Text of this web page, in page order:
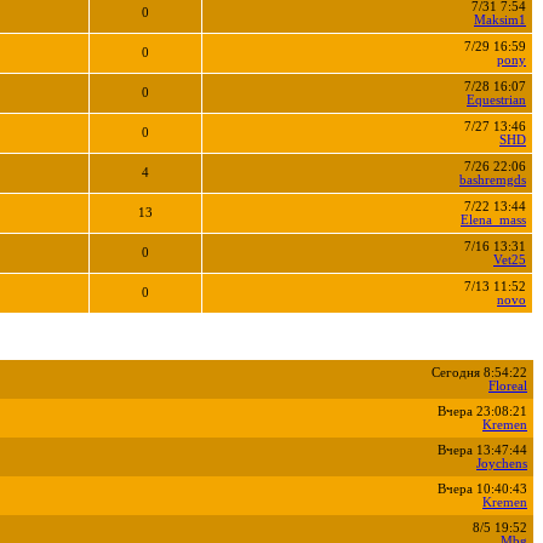
0
7/31 7:54
Maksim1
0
7/29 16:59
pony
0
7/28 16:07
Equestrian
0
7/27 13:46
SHD
4
7/26 22:06
bashremgds
13
7/22 13:44
Elena_mass
0
7/16 13:31
Vet25
0
7/13 11:52
novo
Сегодня 8:54:22
Floreal
Вчера 23:08:21
Kremen
Вчера 13:47:44
Joychens
Вчера 10:40:43
Kremen
8/5 19:52